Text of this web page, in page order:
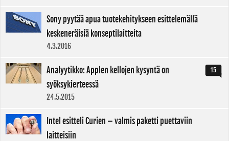
Sony pyytää apua tuotekehitykseen esittelemällä
keskeneräisiä konseptilaitteita
4.3.2016
15
Analyytikko: Applen kellojen kysyntä on
syöksykierteessä
24.5.2015
Intel esitteli Curien – valmis paketti puettaviin
laitteisiin